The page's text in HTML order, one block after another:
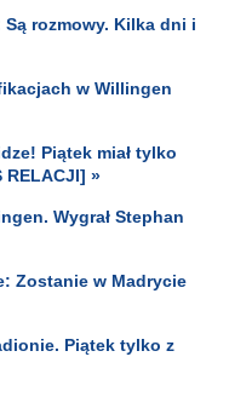
rozmowy. Kilka dni i
w Willingen
Piątek miał tylko
RELACJI] »
Wygrał Stephan
Zostanie w Madrycie
Piątek tylko z